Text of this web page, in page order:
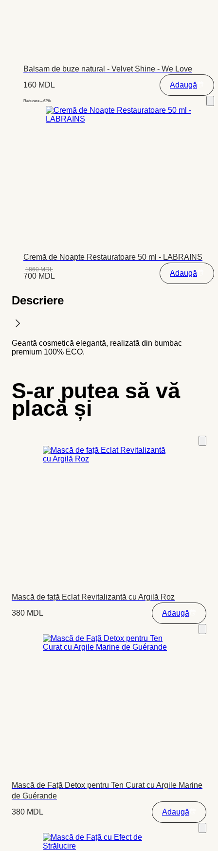
Balsam de buze natural - Velvet Shine - We Love
160 MDL Adaugă
Reducere – 62%
Cremă de Noapte Restauratoare 50 ml - LABRAINS
1860MDL
700 MDL Adaugă
Descriere
Geantă cosmetică elegantă, realizată din bumbac
premium 100% ECO.
S-ar putea să vă
placă și
Mască de față Eclat Revitalizantă cu Argilă Roz
380 MDL Adaugă
Mască de Față Detox pentru Ten Curat cu Argile Marine
de Guérande
380 MDL Adaugă